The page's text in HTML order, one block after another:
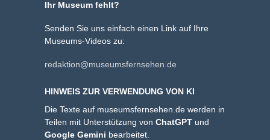
Ihr Museum fehlt?
Senden Sie uns einfach einen Link auf Ihre
Museums-Videos zu:
redaktion@museumsfernsehen.de
HINWEIS ZUR VERWENDUNG VON KI
Die Texte auf museumsfernsehen.de werden in
Teilen mit Unterstützung von ChatGPT und
Google Gemini bearbeitet.